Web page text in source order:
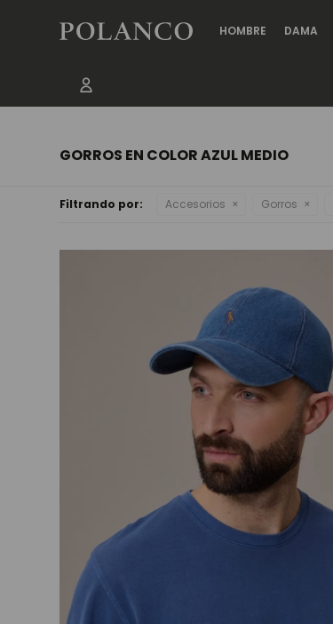
HOMBRE DAMA
GORROS EN COLOR AZUL MEDIO
Filtrando por: Accesorios Gorros